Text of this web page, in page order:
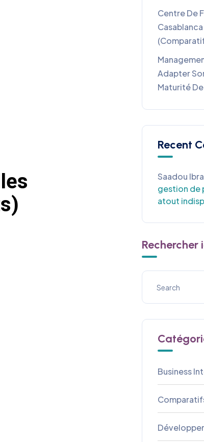
Centre De
Adapter
Maturité
Recent
Saadou
gestion de
atout
Rechercher
Business